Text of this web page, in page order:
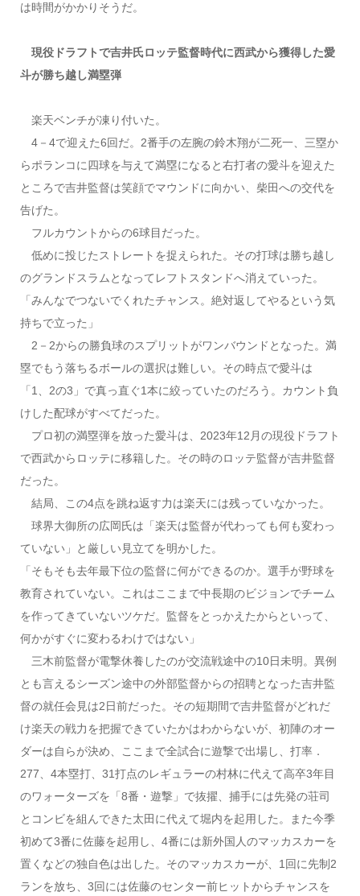
は時間がかかりそうだ。
現役ドラフトで吉井氏ロッテ監督時代に西武から獲得した愛
斗が勝ち越し満塁弾
楽天ベンチが凍り付いた。
4－4で迎えた6回だ。2番手の左腕の鈴木翔が二死一、三塁か
らポランコに四球を与えて満塁になると右打者の愛斗を迎えた
ところで吉井監督は笑顔でマウンドに向かい、柴田への交代を
告げた。
フルカウントからの6球目だった。
低めに投じたストレートを捉えられた。その打球は勝ち越し
のグランドスラムとなってレフトスタンドへ消えていった。
「みんなでつないでくれたチャンス。絶対返してやるという気
持ちで立った」
2－2からの勝負球のスプリットがワンバウンドとなった。満
塁でもう落ちるボールの選択は難しい。その時点で愛斗は
「1、2の3」で真っ直ぐ1本に絞っていたのだろう。カウント負
けした配球がすべてだった。
プロ初の満塁弾を放った愛斗は、2023年12月の現役ドラフト
で西武からロッテに移籍した。その時のロッテ監督が吉井監督
だった。
結局、この4点を跳ね返す力は楽天には残っていなかった。
球界大御所の広岡氏は「楽天は監督が代わっても何も変わっ
ていない」と厳しい見立てを明かした。
「そもそも去年最下位の監督に何ができるのか。選手が野球を
教育されていない。これはここまで中長期のビジョンでチーム
を作ってきていないツケだ。監督をとっかえたからといって、
何かがすぐに変わるわけではない」
三木前監督が電撃休養したのが交流戦途中の10日未明。異例
とも言えるシーズン途中の外部監督からの招聘となった吉井監
督の就任会見は2日前だった。その短期間で吉井監督がどれだ
け楽天の戦力を把握できていたかはわからないが、初陣のオー
ダーは自らが決め、ここまで全試合に遊撃で出場し、打率．
277、4本塁打、31打点のレギュラーの村林に代えて高卒3年目
のワォーターズを「8番・遊撃」で抜擢、捕手には先発の荘司
とコンビを組んできた太田に代えて堀内を起用した。また今季
初めて3番に佐藤を起用し、4番には新外国人のマッカスカーを
置くなどの独自色は出した。そのマッカスカーが、1回に先制2
ランを放ち、3回には佐藤のセンター前ヒットからチャンスを